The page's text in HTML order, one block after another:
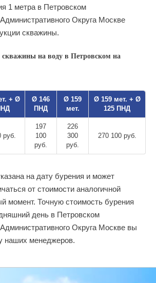
1 метра в Петровском
Округа Москве
скважины.
скважины на воду в Петровском на
+ Ø
Ø 146
ПНД
Ø 159
мет.
Ø 159 мет. + Ø
125 ПНД
руб.
197
100
руб.
226
300
руб.
270 100 руб.
на дату бурения и может
от стоимости аналогичной
момент. Точную стоимость бурения
день в Петровском
Округа Москве вы
наших менеджеров.